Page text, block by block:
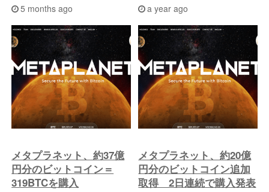
5 months ago a year ago
メタプラネット、約37億
円分のビットコイン＝
319BTCを購入
メタプラネット、約20億
円分のビットコイン追加
取得 2日連続で購入発表